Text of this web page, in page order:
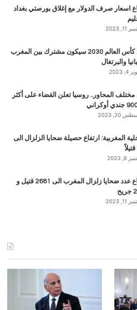
اسعار صرف الدولار مع إغلاق بورصتي بغداد
2023
فيفا: كأس العالم 2030 سيكون مشترك بين المغرب
والبرتغال
2023
المحاور.. روسيا تعلن القضاء على أكثر
20, 2023
المغربية: ارتفاع حصيلة ضحايا الزلزال الى
2023
ارتفاع عدد ضحايا زلزال المغرب الى 2681 قتيل و
2023